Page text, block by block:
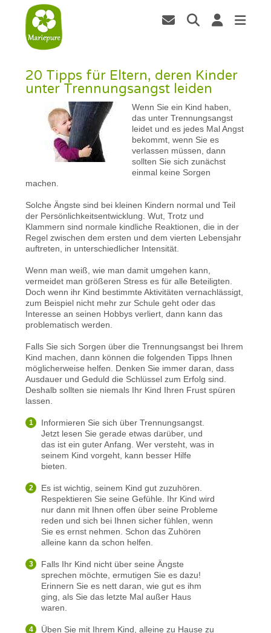
20 Tipps für Eltern, deren Kinder
unter Trennungsangst leiden
Wenn Sie ein Kind haben,
das unter Trennungsangst
leidet und es jedes Mal Angst
bekommt, wenn Sie es
verlassen müssen, dann
sollten Sie sich zunächst
einmal keine Sorgen
machen.
Solche Ängste sind bei kleinen Kindern normal und Teil
der Persönlichkeitsentwicklung. Wut, Trotz und
Klammern sind normale kindliche Reaktionen, die in der
Regel zwischen dem ersten und dem vierten Lebensjahr
auftreten, in unterschiedlicher Intensität.
Wenn man weiß, wie man damit umgehen kann,
vermeidet man größeren Stress es für alle Beteiligten.
Doch wenn ihr Kind bestimmte Aktivitäten vernachlässigt,
zum Beispiel nicht mehr zur Schule geht oder das
Interesse an seinen Hobbys verliert, dann kann das
problematisch werden.
Falls Sie sich Sorgen über die Trennungsangst bei Ihrem
Kind machen, dann können die folgenden Tipps Ihnen
möglicherweise helfen. Denken Sie immer daran, dass
Ausdauer und Geduld die Schlüssel zum Erfolg sind.
Deshalb sollten sie niemals Ihr Kind Ihren Frust spüren
lassen.
Informieren Sie sich über Trennungsangst.
Jetzt lesen Sie gerade etwas darüber, und
das ist ein guter Anfang. Wer versteht, was in
seinem Kind vorgeht, kann besser Hilfe
bieten.
Es ist wichtig, seinem Kind gut zuzuhören.
Respektieren Sie seine Gefühle. Ihr Kind wird
nur dann mit Ihnen offen über seine Probleme
reden und sich bei Ihnen sicher fühlen, wenn
Sie es ernst nehmen. Schon das Zuhören
alleine kann da schon helfen.
Falls Ihr Kind nicht über seine Ängste
sprechen möchte, ermutigen Sie es dazu!
Erinnern Sie es nett daran, wie gut es ihm
ging, als Sie das letzte Mal außer Haus
waren.
Üben Sie mit Ihrem Kind, alleine zu Hause zu